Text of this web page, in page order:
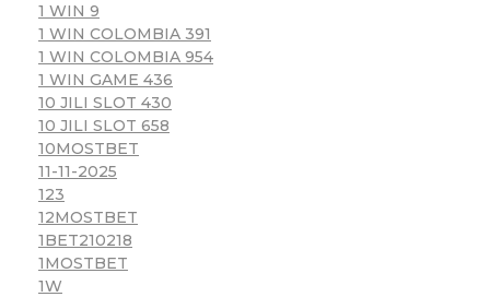
1 WIN 9
1 WIN COLOMBIA 391
1 WIN COLOMBIA 954
1 WIN GAME 436
10 JILI SLOT 430
10 JILI SLOT 658
10MOSTBET
11-11-2025
123
12MOSTBET
1BET210218
1MOSTBET
1W